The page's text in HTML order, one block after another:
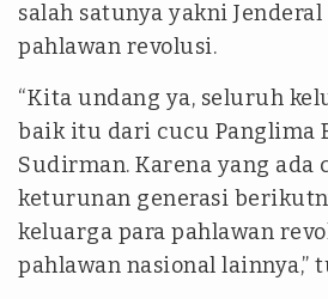
salah satunya yakni
pahlawan revolusi.
“Kita undang ya, seluruh
baik itu dari cucu Panglima
Sudirman. Karena yang ada
keturunan generasi
keluarga para pahlawan
pahlawan nasional lainnya,”